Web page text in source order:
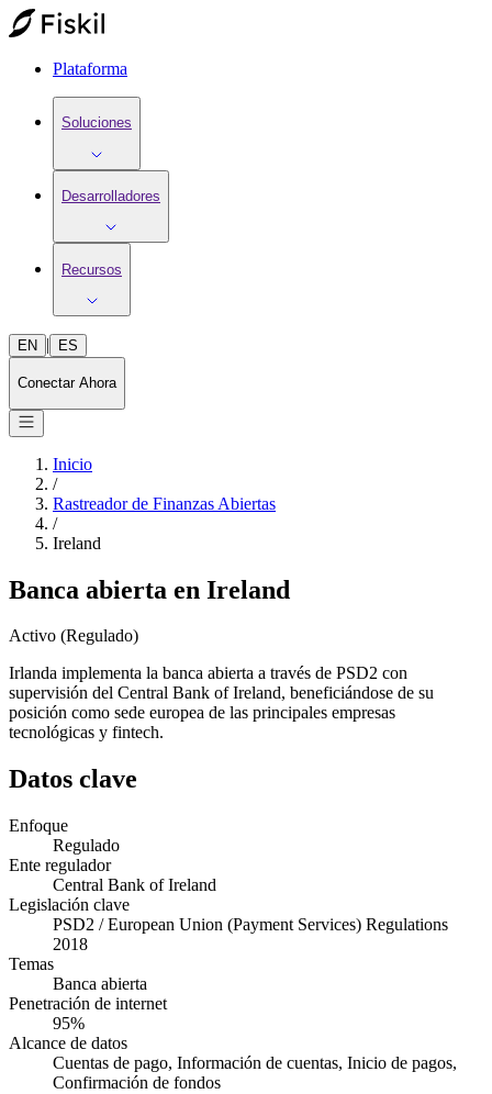
Plataforma
Soluciones
Desarrolladores
Recursos
EN | ES
Conectar Ahora
Inicio
/
Rastreador de Finanzas Abiertas
/
Ireland
Banca abierta en Ireland
Activo (Regulado)
Irlanda implementa la banca abierta a través de PSD2 con
supervisión del Central Bank of Ireland, beneficiándose de su
posición como sede europea de las principales empresas
tecnológicas y fintech.
Datos clave
Enfoque
Regulado
Ente regulador
Central Bank of Ireland
Legislación clave
PSD2 / European Union (Payment Services) Regulations
2018
Temas
Banca abierta
Penetración de internet
95%
Alcance de datos
Cuentas de pago, Información de cuentas, Inicio de pagos,
Confirmación de fondos